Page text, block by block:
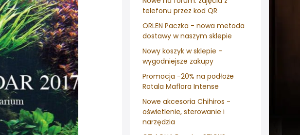
telefonu przez kod QR
ORLEN Paczka - nowa metoda
dostawy w naszym sklepie
Nowy koszyk w sklepie -
wygodniejsze zakupy
Promocja -20% na podłoże
Rotala Maflora Intense
Nowe akcesoria Chihiros -
oświetlenie, sterowanie i
narzędzia